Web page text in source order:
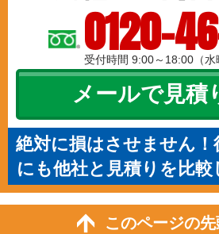
0120-
受付時間 9:00～18:00（水
メールで見積
絶対に損はさせません
にも他社と見積りを比較
このページの